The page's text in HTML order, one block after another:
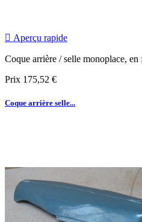
 Aperçu rapide
Coque arrière / selle monoplace,
Prix 175,52 €
Coque arrière selle...